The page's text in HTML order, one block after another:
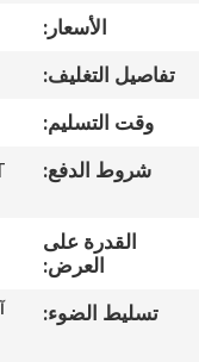
جولة
في
المعمل
الجودة
اتصل
الأسعار:
تفاصيل التغليف:
وقت التسليم:
شروط الدفع:
القدرة على
العرض:
تسليط الضوء: